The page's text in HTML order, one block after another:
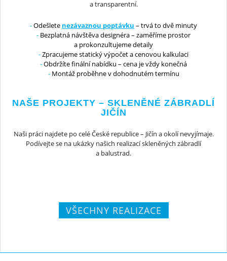
a transparentní.
Odešlete nezávaznou poptávku – trvá to dvě minuty
Bezplatná návštěva designéra – zaměříme prostor
a prokonzultujeme detaily
Zpracujeme statický výpočet a cenovou kalkulaci
Obdržíte finální nabídku – cena je vždy konečná
Montáž proběhne v dohodnutém termínu
NAŠE PROJEKTY – SKLENĚNÉ ZÁBRADLÍ
JIČÍN
Naši práci najdete po celé České republice – Jičín a okolí nevyjímaje.
Podívejte se na ukázky našich realizací skleněných zábradlí
a balustrad.
VŠECHNY REALIZACE